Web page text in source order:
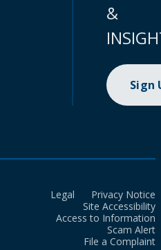
&
Sign
Legal
Privacy Notice
Site Accessibility
Access to Information
Scam Alert
File a Complaint